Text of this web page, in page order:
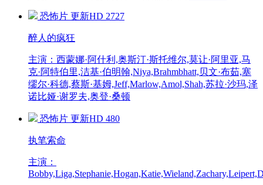
恐怖片 更新HD 2727
醉人的疯狂
主演：西蒙娜·阿什利,奥斯汀·斯托维尔,莫让·阿里亚,马
克·阿特伯里,洁基·伯明翰,Niya,Brahmbhatt,贝文·布茹,塞
缪尔·科德,蔡斯·基姆,Jeff,Marlow,Amol,Shah,苏拉·沙玛,泽
诺比娅·谢罗夫,奥登·桑顿
恐怖片 更新HD 480
执笔索命
主演：